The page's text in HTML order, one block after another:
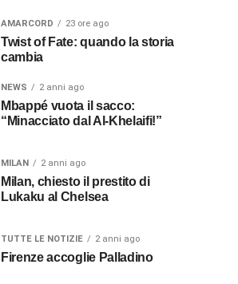
AMARCORD 23 ore ago
Twist of Fate: quando la storia
cambia
NEWS 2 anni ago
Mbappé vuota il sacco:
“Minacciato dal Al-Khelaifi!”
MILAN 2 anni ago
Milan, chiesto il prestito di
Lukaku al Chelsea
TUTTE LE NOTIZIE 2 anni ago
Firenze accoglie Palladino